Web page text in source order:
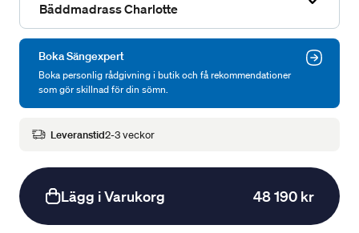
Bäddmadrass Charlotte
Boka Sängexpert
Boka personlig rådgivning i butik och få rekommendationer
som gör skillnad för din sömn.
Leveranstid2-3 veckor
Lägg i Varukorg 48 190 kr